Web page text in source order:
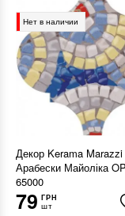
Нет в наличии
Декор Kerama Marazzi
Арабески Майоліка
65000
79 ГРН
шт